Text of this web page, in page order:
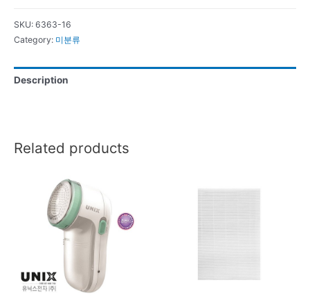
SKU: 6363-16
Category: 미분류
Description
Related products